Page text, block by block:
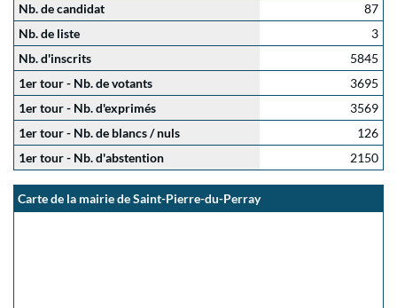
Nb. de candidat
87
Nb. de liste
3
Nb. d'inscrits
5845
1er tour - Nb. de votants
3695
1er tour - Nb. d'exprimés
3569
1er tour - Nb. de blancs / nuls
126
1er tour - Nb. d'abstention
2150
Carte de la mairie de Saint-Pierre-du-Perray